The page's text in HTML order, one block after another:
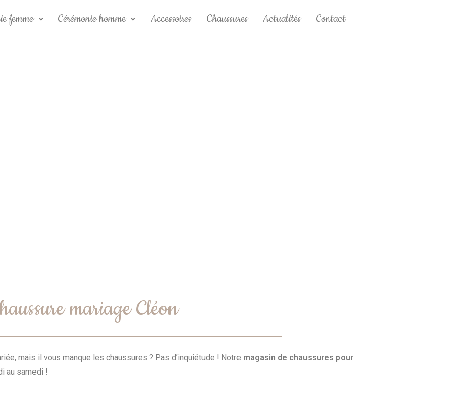
femme Cérémonie homme Accessoires Chaussures Actualités Contact
mariage Cléon
mais il vous manque les chaussures ? Pas d’inquiétude ! Notre magasin de chaussures pour
au samedi !